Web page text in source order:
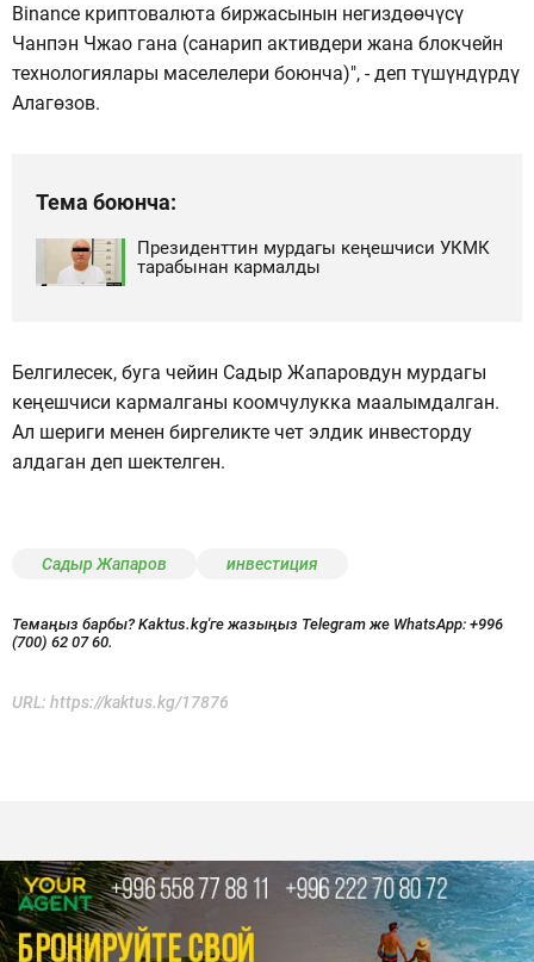
Binance криптовалюта биржасынын негиздөөчүсү
Чанпэн Чжао гана (санарип активдери жана блокчейн
технологиялары маселелери боюнча)", - деп түшүндүрдү
Алагөзов.
Тема боюнча:
Президенттин мурдагы кеңешчиси УКМК
тарабынан кармалды
Белгилесек, буга чейин Садыр Жапаровдун мурдагы
кеңешчиси кармалганы коомчулукка маалымдалган.
Ал шериги менен биргеликте чет элдик инвесторду
алдаган деп шектелген.
Садыр Жапаров инвестиция
Темаңыз барбы? Kaktus.kg'ге жазыңыз Telegram же WhatsApp: +996
(700) 62 07 60.
URL: https://kaktus.kg/17876